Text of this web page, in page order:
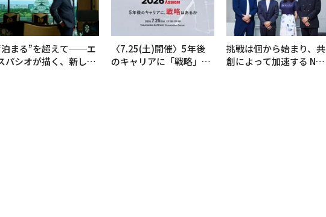
泊まる”を超えて──エ
パシオが描く、新しい
〈7.25(土)開催〉5年後
のキャリアに「戦略」は
挑戦は個から始まり、共
創によって加速する NOR